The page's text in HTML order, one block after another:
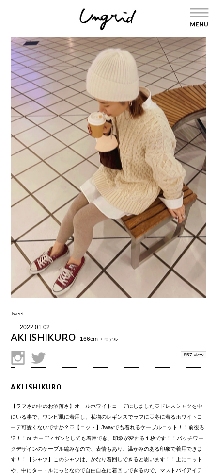
Tweet
2022.01.02
AKI ISHIKURO 166cm / モデル
857 view
AKI ISHIKURO
【ラフさの中のお洒落さ】オールホワイトコーデにしました♡ドレスシャツを中
にいる事で、ワンピ風に着用し、私物のレギンスでラフに♡冬に着るホワイトコ
ーデ可愛くないですか？♡【ニット】3wayでも着れるケーブルニット！！前後ろ
逆！！or カーディガンとしても着用でき、印象が変わる１枚です！！パッチワー
クデザインのケーブル編みなので、表情もあり、温かみのある印象で着用できま
す！！【シャツ】このシャツは、かなり着回しできると思います！！上にニット
や、中にタートルにっとなので自由自在に着回しできるので、マストバイアイテ